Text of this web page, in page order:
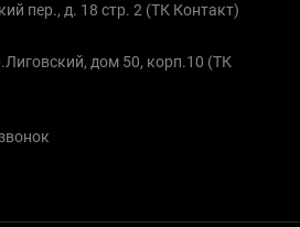
пер., д. 18 стр. 2 (ТК Контакт)
дом 50, корп.10 (ТК